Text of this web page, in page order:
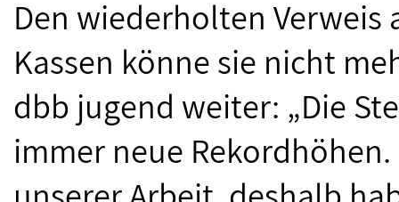
Den wiederholten
Kassen könne sie nicht
dbb jugend weiter: „Die
immer neue